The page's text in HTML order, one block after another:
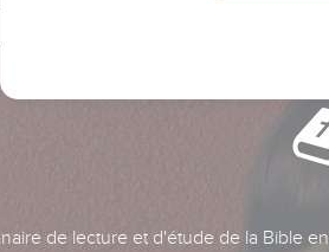
de lecture et d'étude de la Bible